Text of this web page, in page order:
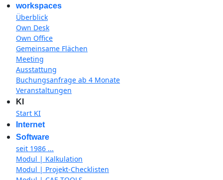
workspaces
Überblick
Own Desk
Own Office
Gemeinsame Flächen
Meeting
Ausstattung
Buchungsanfrage ab 4 Monate
Veranstaltungen
KI
Start KI
Internet
Software
seit 1986 ...
Modul | Kalkulation
Modul | Projekt-Checklisten